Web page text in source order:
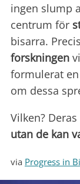
ingen slump
centrum för
bisarra.
forskningen
formulerat
om dessa
Vilken?
utan de kan
via Progress in